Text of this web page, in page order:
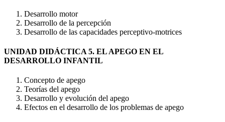
Desarrollo motor
Desarrollo de la percepción
Desarrollo de las capacidades perceptivo-motrices
UNIDAD DIDÁCTICA 5. EL APEGO EN EL
DESARROLLO INFANTIL
Concepto de apego
Teorías del apego
Desarrollo y evolución del apego
Efectos en el desarrollo de los problemas de apego